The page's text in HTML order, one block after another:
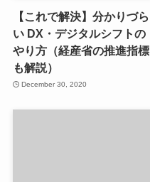
【これで解決】分かりづら
い DX・デジタルシフトの
やり方（経産省の推進指標
も解説）
December 30, 2020